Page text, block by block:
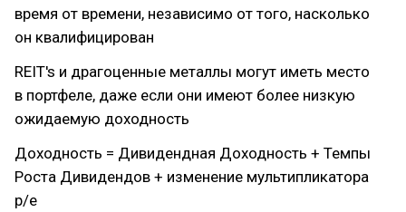
время от времени, независимо от того, насколько
он квалифицирован
REIT's и драгоценные металлы могут иметь место
в портфеле, даже если они имеют более низкую
ожидаемую доходность
Доходность = Дивидендная Доходность + Темпы
Роста Дивидендов + изменение мультипликатора
p/e